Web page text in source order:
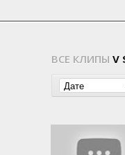
ВСЕ КЛИПЫ V